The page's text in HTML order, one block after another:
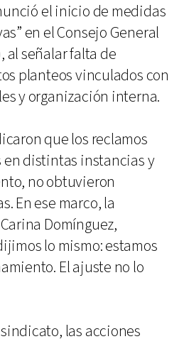
el inicio de medidas
en el Consejo General
al señalar falta de
planteos vinculados con
y organización interna.
que los reclamos
distintas instancias y
no obtuvieron
En ese marco, la
Domínguez,
lo mismo: estamos
El ajuste no lo
las acciones